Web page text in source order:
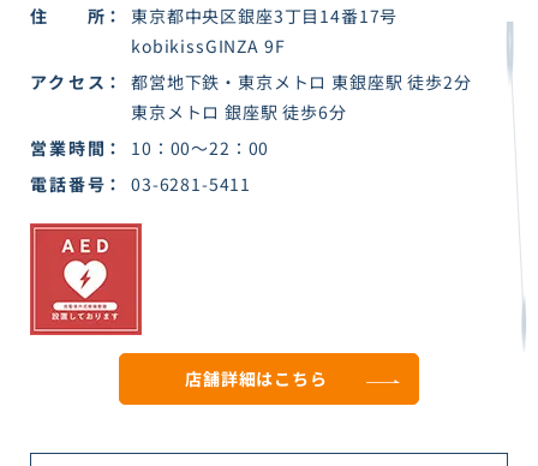
住所
東京都中央区銀座3丁目14番17号
kobikissGINZA 9F
アクセス
都営地下鉄・東京メトロ 東銀座駅 徒歩2分
東京メトロ 銀座駅 徒歩6分
営業時間
10：00～22：00
電話番号
03-6281-5411
店舗詳細はこちら